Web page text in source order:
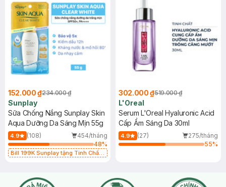
152.000 ₫234.000 ₫
Sunplay
Sữa Chống Nắng Sunplay Skin
Aqua Dưỡng Da Sáng Mịn 55g
4.9 (108)
454/tháng
48%
Bill 199K Sunplay tặng Tinh Chất
302.000 ₫519.000 ₫
L'Oreal
Serum L'Oreal Hyaluronic Acid
Cấp Ẩm Sáng Da 30ml
4.9 (27)
275/tháng
55%